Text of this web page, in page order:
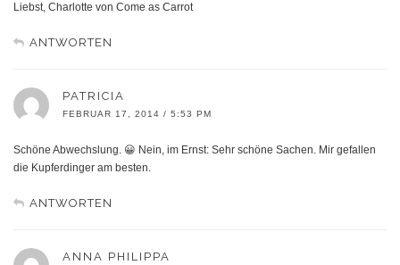
Liebst, Charlotte von Come as Carrot
ANTWORTEN
PATRICIA
FEBRUAR 17, 2014 / 5:53 PM
Schöne Abwechslung. 😀 Nein, im Ernst: Sehr schöne Sachen. Mir gefallen
die Kupferdinger am besten.
ANTWORTEN
ANNA PHILIPPA